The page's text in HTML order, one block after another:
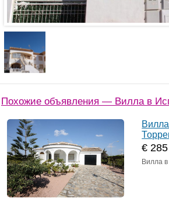
Похожие объявления — Вилла в
€
Вилла